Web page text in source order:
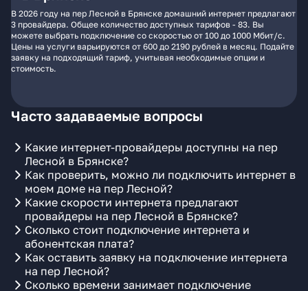
В 2026 году на пер Лесной в Брянске домашний интернет предлагают
3 провайдера. Общее количество доступных тарифов - 83. Вы
можете выбрать подключение со скоростью от 100 до 1000 Мбит/с.
Цены на услуги варьируются от 600 до 2190 рублей в месяц. Подайте
заявку на подходящий тариф, учитывая необходимые опции и
стоимость.
Часто задаваемые вопросы
Какие интернет-провайдеры доступны на пер
Лесной в Брянске?
Как проверить, можно ли подключить интернет в
моем доме на пер Лесной?
Какие скорости интернета предлагают
провайдеры на пер Лесной в Брянске?
Сколько стоит подключение интернета и
абонентская плата?
Как оставить заявку на подключение интернета
на пер Лесной?
Сколько времени занимает подключение